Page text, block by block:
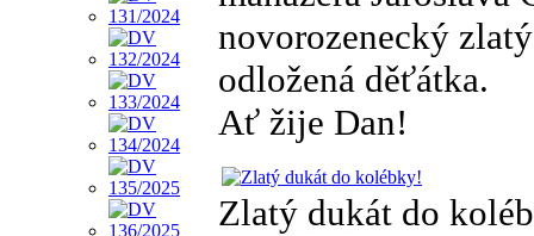
novorozenecký
odložená děťátka.
Ať žije Dan!
Zlatý dukát do